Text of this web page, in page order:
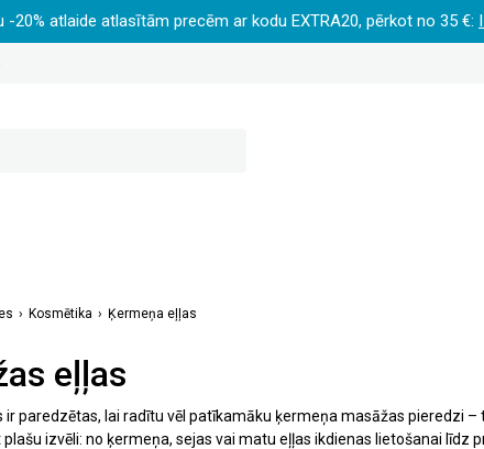
-20% atlaide atlasītām precēm ar kodu EXTRA20, pērkot no 35 €:
Kosmētika Ķermeņa eļļas
eļļas
ir paredzētas, lai radītu vēl patīkamāku ķermeņa masāžas pieredzi
izvēli: no ķermeņa, sejas vai matu eļļas ikdienas lietošanai